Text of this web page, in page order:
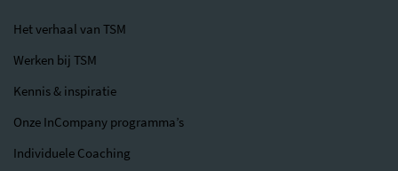
Het verhaal van TSM
Werken bij TSM
Kennis & inspiratie
Onze InCompany programma’s
Individuele Coaching